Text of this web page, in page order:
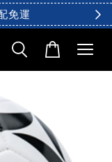
免運